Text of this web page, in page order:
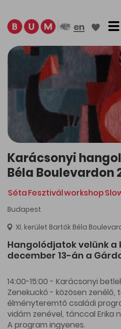
en
Karácsonyi
Béla Boulevardon
SétaFesztiválworkshop
Budapest
XI. kerület Bartók Béla
Hangolódjatok velünk a
december 13-án a
14:00-15:00 - Karácsonyi
Zenekuckó - közösen zenélő,
élményteremtő családi
vidám zenével, tánccal Erika
A program ingyenes.